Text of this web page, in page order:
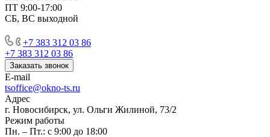
ПТ 9:00-17:00
СБ, ВС выходной
+7 383 312 03 86
+7 383 312 03 86
Заказать звонок
E-mail
tsoffice@okno-ts.ru
Адрес
г. Новосибирск, ул. Ольги Жилиной, 73/2
Режим работы
Пн. – Пт.: с 9:00 до 18:00